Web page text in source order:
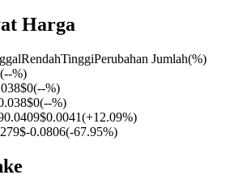
Harga
RendahTinggiPerubahan Jumlah(%)
(--%)
$0(--%)
$0(--%)
0.0409$0.0041(+12.09%)
$-0.0806(-67.95%)